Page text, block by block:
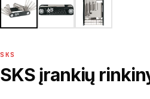
SKS
SKS įrankių